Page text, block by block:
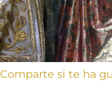
Comparte si te ha